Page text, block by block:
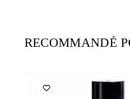
RECOMMANDÉ